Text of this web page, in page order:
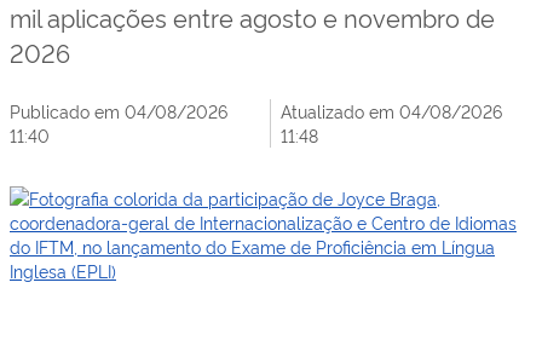
mil aplicações entre agosto e novembro de
2026
Publicado em 04/08/2026
11:40
Atualizado em 04/08/2026
11:48